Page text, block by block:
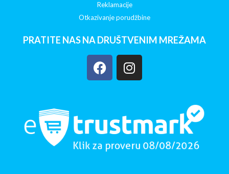
Reklamacije
Otkazivanje porudžbine
PRATITE NAS NA DRUŠTVENIM MREŽAMA